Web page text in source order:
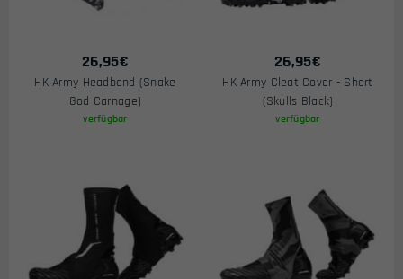
26,95€
HK Army Headband (Snake
God Carnage)
verfügbar
26,95€
HK Army Cleat Cover - Short
(Skulls Black)
verfügbar